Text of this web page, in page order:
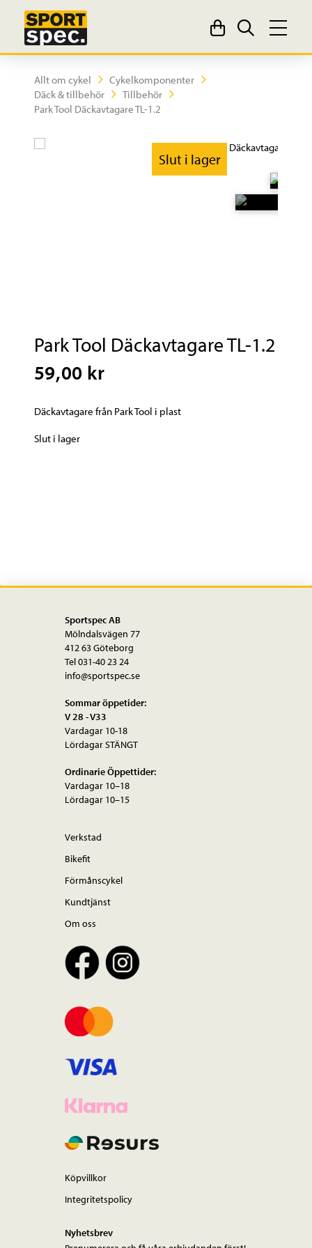
Allt om cykel
Cykelkomponenter
Däck & tillbehör
Tillbehör
Park Tool Däckavtagare TL-1.2
Slut i lager
Park Tool Däckavtagare TL-1.2
59,00 kr
Däckavtagare från Park Tool i plast
Slut i lager
Sportspec AB
Mölndalsvägen 77
412 63 Göteborg
Tel 031-40 23 24
info@sportspec.se
Sommar öppetider:
V 28 - V33
Vardagar 10-18
Lördagar STÄNGT
Ordinarie Öppettider:
Vardagar 10–18
Lördagar 10–15
Verkstad
Bikefit
Förmånscykel
Kundtjänst
Om oss
Köpvillkor
Integritetspolicy
Nyhetsbrev